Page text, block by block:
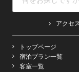
アクセ
トップページ
宿泊プラン一覧
客室一覧